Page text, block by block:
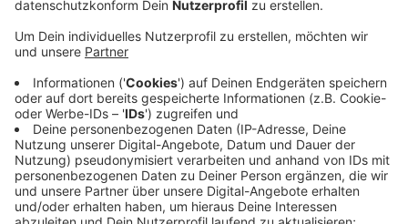
Baubeschluss ist das aber nicht. Den könne es erst
geben, sagt Grünen-Fraktionssprecher Christoph
Kattentidt, wenn Finanzierung und Konzept geklärt
seien, worüber man aber erst in der nächsten
Ratssitzung sprechen wolle:
Es ist noch nicht deutlich, wie das alles
funktionieren soll. Falls es nicht gelingt, werden
wir das Risiko nicht eingehen.